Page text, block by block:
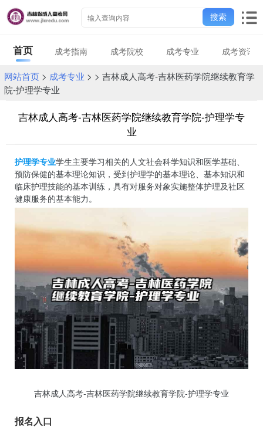
搜索
首页 成考指南 成考院校 成考专业 成考资讯
网站首页> 成考专业 > > 吉林成人高考-吉林医药学院继续教育学
院-护理学专业
吉林成人高考-吉林医药学院继续教育学院-护理学专
业
护理学专业学生主要学习相关的人文社会科学知识和医学基础、
预防保健的基本理论知识，受到护理学的基本理论、基本知识和
临床护理技能的基本训练，具有对服务对象实施整体护理及社区
健康服务的基本能力。
吉林成人高考-吉林医药学院继续教育学院-护理学专业
报名入口